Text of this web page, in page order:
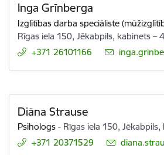
Inga Grīnberga
Izglītības darba speciāliste
Rīgas iela 150, Jēkabpils, kabinets – 4
+371 26101166
E-pasts:
Diāna Strause
Psihologs - Rīgas iela 150,
+371 20371529
E-pasts: